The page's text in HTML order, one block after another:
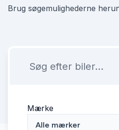
Brug søgemulighederne
Mærke
Alle mærker